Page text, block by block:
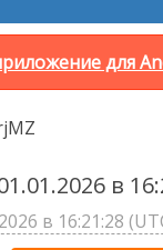
для
в
в 16:21:28